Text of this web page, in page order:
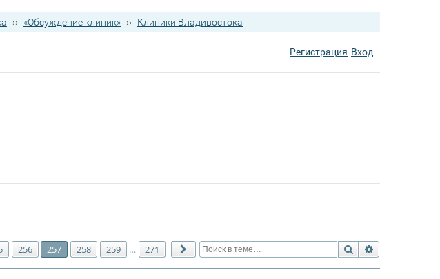
›› «Обсуждение клиник» ›› Клиники Владивостока
Регистрация Вход
Поиск
256 257 258 259 … 271 След.